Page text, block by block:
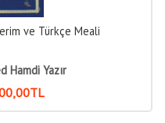
ve Türkçe Meali
Hamdi Yazır
,00TL